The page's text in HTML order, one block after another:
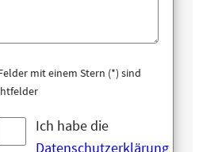
mit einem Stern (*) sind
Ich habe die
Datenschutzerklärung